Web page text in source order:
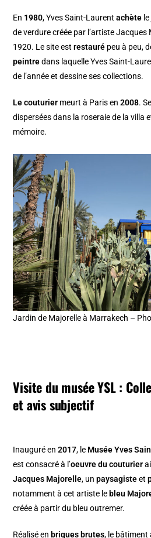
En 1980, Yves Saint-Laurentachète le
de verdure créée par l’artiste Jacques
1920. Le site estrestauré peu à peu,
peintredans laquelle Yves Saint-
de l’année et dessine ses collections.
Le couturier meurt à Paris en2008.
dispersées dans la roseraie de la villa
mémoire.
Jardin de Majorelle à Marrakech –
Visite du musée YSL :
et avis subjectif
Inauguré en2017, le Musée Yves
est consacré à l’oeuvre du couturier
Jacques Majorelle, unpaysagisteet
notamment à cet artiste le bleu
créée à partir du bleu outremer.
Réalisé en briques brutes, le bâtiment